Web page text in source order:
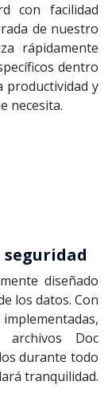
con facilidad
de nuestro
rápidamente
dentro
productividad y
necesita.
diseñado
los datos. Con
Doc
durante todo
tranquilidad.